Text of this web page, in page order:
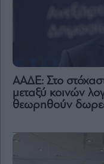
ΑΑΔΕ: Στο
μεταξύ κοινών
θεωρηθούν